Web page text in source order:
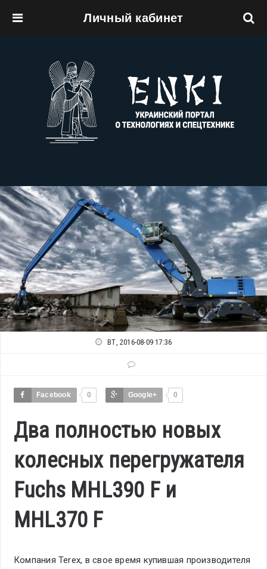
Личный кабинет
ВТ, 2016-08-09 17:36
Facebook 0 Google+ 0
Два полностью новых
колесных перегружателя
Fuchs MHL390 F и
MHL370 F
Компания Terex, в свое время купившая производителя